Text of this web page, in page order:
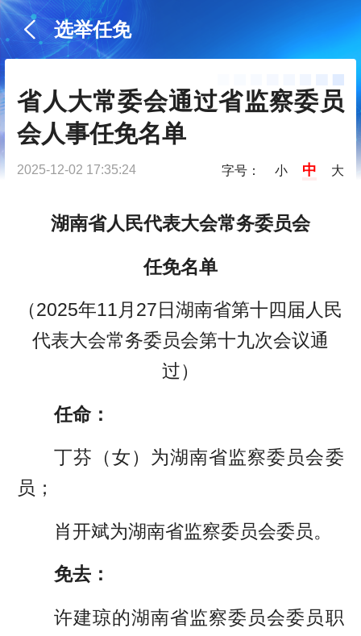
选举任免
省人大常委会通过省监察委员
会人事任免名单
2025-12-02 17:35:24 字号： 小 中 大
湖南省人民代表大会常务委员会
任免名单
（2025年11月27日湖南省第十四届人民
代表大会常务委员会第十九次会议通
过）
任命：
丁芬（女）为湖南省监察委员会委
员；
肖开斌为湖南省监察委员会委员。
免去：
许建琼的湖南省监察委员会委员职